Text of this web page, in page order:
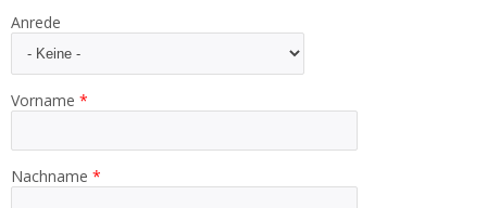
Anrede
Vorname *
Nachname *